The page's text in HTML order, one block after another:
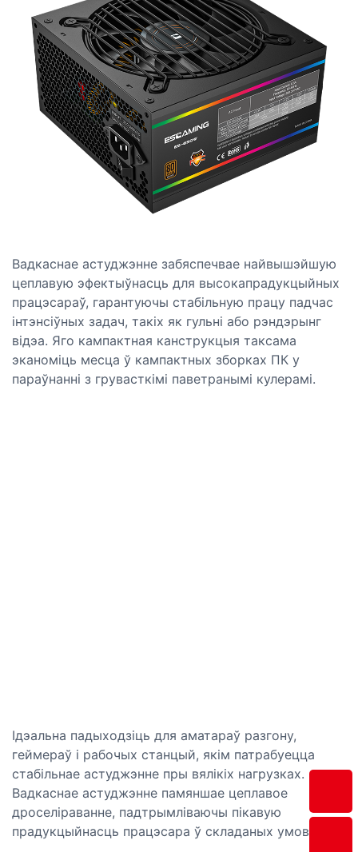
Вадкаснае астуджэнне забяспечвае найвышэйшую
цеплавую эфектыўнасць для высокапрадукцыйных
працэсараў, гарантуючы стабільную працу падчас
інтэнсіўных задач, такіх як гульні або рэндэрынг
відэа. Яго кампактная канструкцыя таксама
эканоміць месца ў кампактных зборках ПК у
параўнанні з грувасткімі паветранымі кулерамі.
Ідэальна падыходзіць для аматараў разгону,
геймераў і рабочых станцый, якім патрабуецца
стабільнае астуджэнне пры вялікіх нагрузках.
Вадкаснае астуджэнне памяншае цеплавое
дроселіраванне, падтрымліваючы пікавую
прадукцыйнасць працэсара ў складаных умовах.